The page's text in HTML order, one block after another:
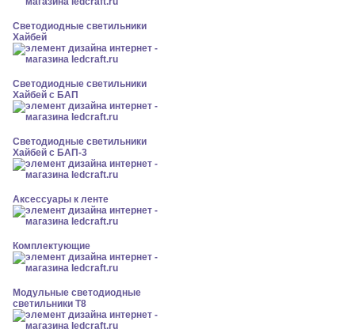
Светодиодные светильники
Хайбей
Светодиодные светильники
Хайбей с БАП
Светодиодные светильники
Хайбей с БАП-3
Аксессуары к ленте
Комплектующие
Модульные светодиодные
светильники Т8